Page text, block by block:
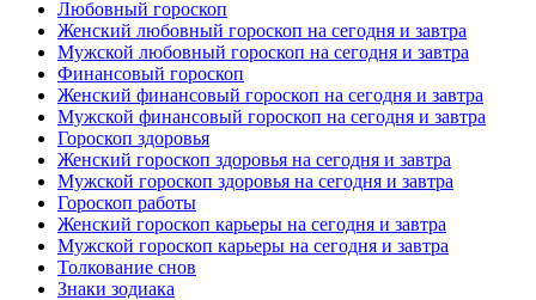
Любовный гороскоп
Женский любовный гороскоп на сегодня и завтра
Мужской любовный гороскоп на сегодня и завтра
Финансовый гороскоп
Женский финансовый гороскоп на сегодня и завтра
Мужской финансовый гороскоп на сегодня и завтра
Гороскоп здоровья
Женский гороскоп здоровья на сегодня и завтра
Мужской гороскоп здоровья на сегодня и завтра
Гороскоп работы
Женский гороскоп карьеры на сегодня и завтра
Мужской гороскоп карьеры на сегодня и завтра
Толкование снов
Знаки зодиака